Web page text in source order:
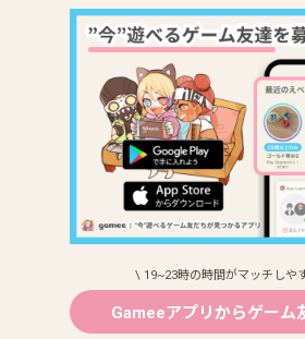
\ 19~23時の時間がマッチしや
Gameeアプリからゲーム